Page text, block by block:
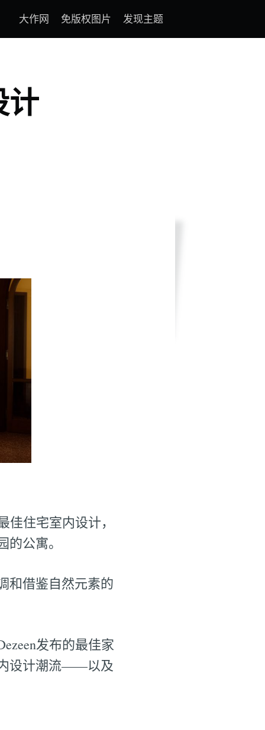
大作网 免版权图片 发现主题
计
住宅室内设计，
公寓。
和借鉴自然元素的
发布的最佳家
设计潮流——以及